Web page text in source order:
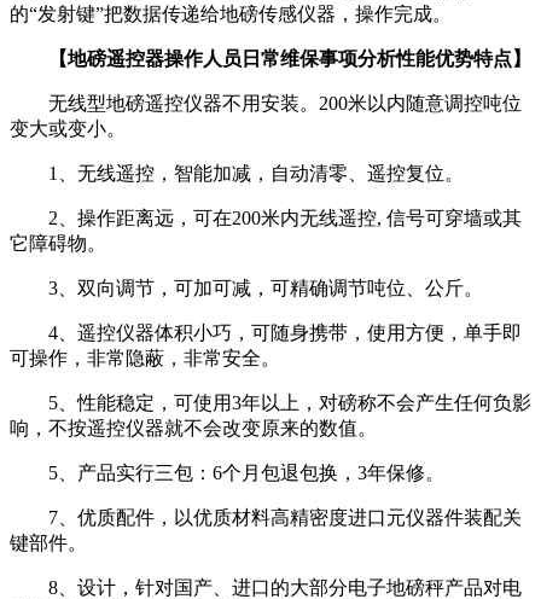
的“发射键”把数据传递给地磅传感仪器，操作完成。
【地磅遥控器操作人员日常维保事项分析性能优势特点】
无线型地磅遥控仪器不用安装。200米以内随意调控吨位
变大或变小。
1、无线遥控，智能加减，自动清零、遥控复位。
2、操作距离远，可在200米内无线遥控, 信号可穿墙或其
它障碍物。
3、双向调节，可加可减，可精确调节吨位、公斤。
4、遥控仪器体积小巧，可随身携带，使用方便，单手即
可操作，非常隐蔽，非常安全。
5、性能稳定，可使用3年以上，对磅称不会产生任何负影
响，不按遥控仪器就不会改变原来的数值。
5、产品实行三包：6个月包退包换，3年保修。
7、优质配件，以优质材料高精密度进口元仪器件装配关
键部件。
8、设计，针对国产、进口的大部分电子地磅秤产品对电